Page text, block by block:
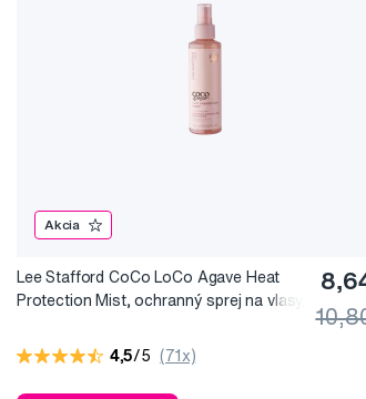
Akcia
Lee Stafford CoCo LoCo Agave Heat
Protection Mist, ochranný sprej na vlasy,
4,5/5 (71x)